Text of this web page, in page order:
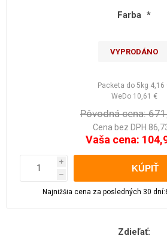
Farba *
VYPRODÁNO
Packeta do 5kg 4,16
WeDo 10,61 €
Pôvodná cena:
Cena bez DPH
Vaša cena:
i
h
Najnižšia cena za posledných 30
Zdieľať: